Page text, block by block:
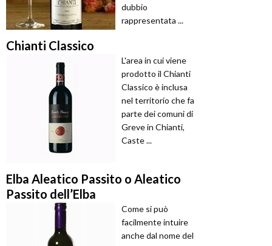
dubbio
rappresentata ...
Chianti Classico
L'area in cui viene
prodotto il Chianti
Classico è inclusa
nel territorio che fa
parte dei comuni di
Greve in Chianti,
Caste ...
Elba Aleatico Passito o Aleatico
Passito dell’Elba
Come si può
facilmente intuire
anche dal nome del